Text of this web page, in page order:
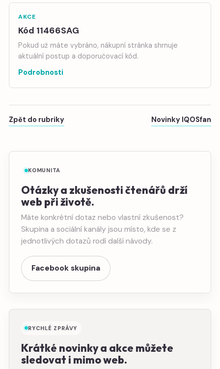
AKCE
Kód 11466SAG
Pokud už máte vybráno, nákupní stránka shrnuje
aktuální postup a doporučovací kód.
Podrobnosti
Zpět do rubriky Novinky IQOSfan
KOMUNITA
Otázky a zkušenosti čtenářů drží
web při životě.
Máte konkrétní dotaz nebo vlastní zkušenost?
Skupina a sociální kanály jsou místo, kde se z
jednotlivých dotazů rodí další návody.
Facebook skupina
RYCHLÉ ZPRÁVY
Krátké novinky a akce můžete
sledovat i mimo web.